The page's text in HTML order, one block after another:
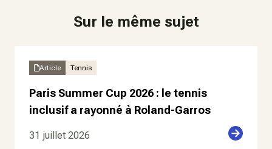
Sur le même sujet
Article Tennis
Paris Summer Cup 2026 : le tennis
inclusif a rayonné à Roland-Garros
31 juillet 2026